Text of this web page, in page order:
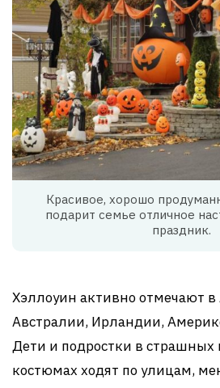
Красивое, хорошо
подарит семье отличное
праздник.
Хэллоуин активно отмечают
Австралии, Ирландии,
Дети и подростки в страшных
костюмах ходят по улицам,